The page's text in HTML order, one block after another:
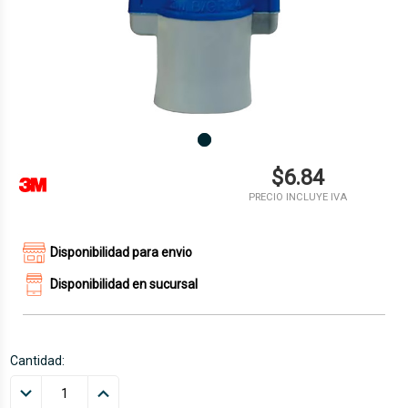
$6.84
PRECIO INCLUYE IVA
Disponibilidad para envio
Disponibilidad en sucursal
Cantidad: